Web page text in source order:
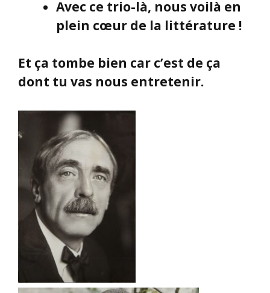
Avec ce trio-là, nous voilà en
plein cœur de la littérature !
Et ça tombe bien car c’est de ça
dont tu vas nous entretenir.